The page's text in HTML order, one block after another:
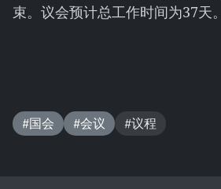
束。议会预计总工作时间为37天
#国会 #会议 #议程